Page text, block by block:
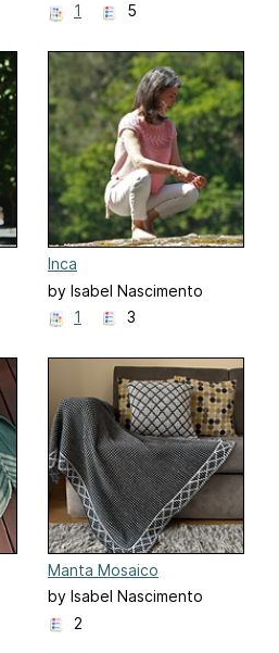
1
5
Inca
by Isabel Nascimento
1
3
Manta Mosaico
by Isabel Nascimento
2